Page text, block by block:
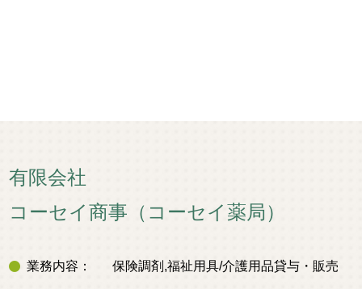
有限会社
コーセイ商事（コーセイ薬局）
業務内容： 保険調剤,福祉用具/介護用品貸与・販売